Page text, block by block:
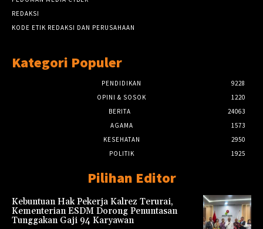
REDAKSI
KODE ETIK REDAKSI DAN PERUSAHAAN
Kategori Populer
PENDIDIKAN
9228
OPINI & SOSOK
1220
BERITA
24063
AGAMA
1573
KESEHATAN
2950
POLITIK
1925
Pilihan Editor
Kebuntuan Hak Pekerja Kalrez Terurai,
Kementerian ESDM Dorong Penuntasan
Tunggakan Gaji 94 Karyawan